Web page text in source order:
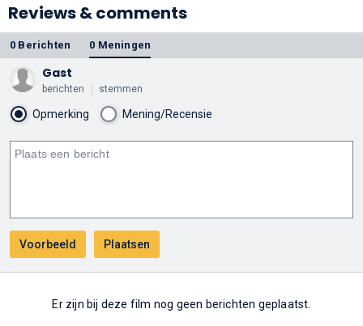
Reviews & comments
0 Berichten 0 Meningen
Gast
berichten stemmen
Opmerking Mening/Recensie
Er zijn bij deze film nog geen berichten geplaatst.